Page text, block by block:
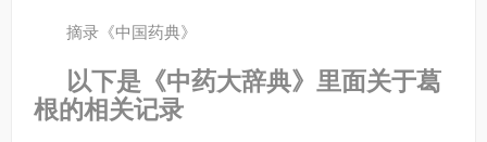
摘录 《中国药典》
以下是《中药大辞典》里面关于葛
根的相关记录